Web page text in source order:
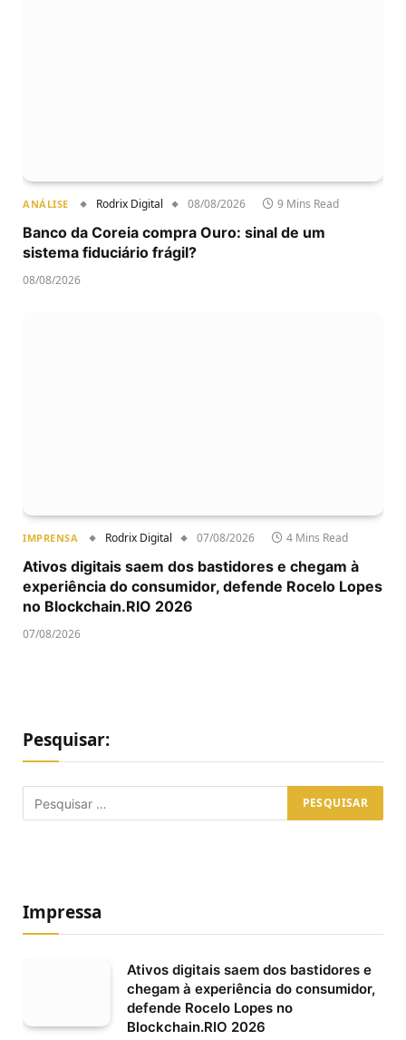
ANÁLISE Rodrix Digital 08/08/2026 9 Mins Read
Banco da Coreia compra Ouro: sinal de um
sistema fiduciário frágil?
08/08/2026
IMPRENSA Rodrix Digital 07/08/2026 4 Mins Read
Ativos digitais saem dos bastidores e chegam à
experiência do consumidor, defende Rocelo Lopes
no Blockchain.RIO 2026
07/08/2026
Pesquisar:
Impressa
Ativos digitais saem dos bastidores e
chegam à experiência do consumidor,
defende Rocelo Lopes no
Blockchain.RIO 2026